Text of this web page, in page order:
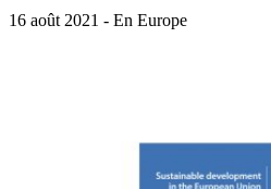
16 août 2021 - En Europe